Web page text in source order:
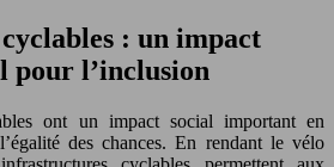
: un impact
pour l’inclusion
ont un impact social important en
des chances. En rendant le vélo